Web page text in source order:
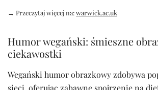
→ Przeczytaj więcej na:warwick.ac.uk
Humor wegański: śmieszne
ciekawostki
Wegański humor obrazkowy zdobywa
sieci, oferując zabawne spojrzenie na